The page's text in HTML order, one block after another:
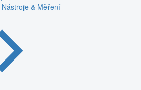
Nástroje & Měření